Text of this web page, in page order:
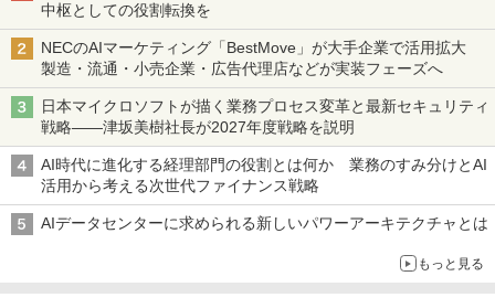
中枢としての役割転換を
NECのAIマーケティング「BestMove」が大手企業で活用拡大
製造・流通・小売企業・広告代理店などが実装フェーズへ
日本マイクロソフトが描く業務プロセス変革と最新セキュリティ
戦略――津坂美樹社長が2027年度戦略を説明
AI時代に進化する経理部門の役割とは何か 業務のすみ分けとAI
活用から考える次世代ファイナンス戦略
AIデータセンターに求められる新しいパワーアーキテクチャとは
もっと見る